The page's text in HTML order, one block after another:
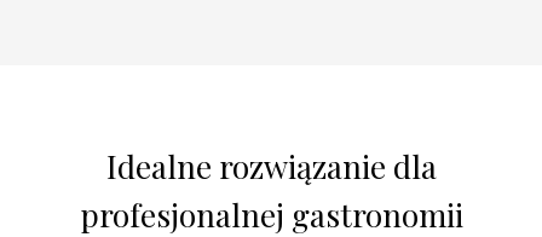
Idealne rozwiązanie dla
profesjonalnej gastronomii